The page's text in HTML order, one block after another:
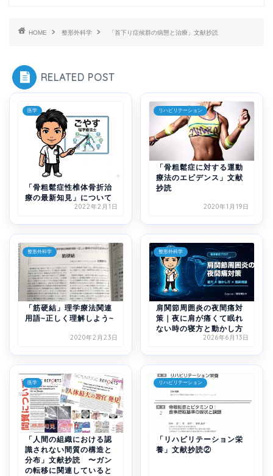
HOME 整形外科学 「首下り症候群の病態と治療」文献抄読
RELATED POST
医学
「骨粗鬆症性椎体骨折治
療の最新知見」について
2022年2月1日
リハビリテーション
「骨粗鬆症に対する運動
療法のエビデンス」文献
抄読
2020年1月19日
整形外科学
「筋硬結」理学療法関連
用語~正しく理解しよう~
2020年2月23日
整形外科学
肩関節周囲炎の夜間痛対
策｜夜に肩が痛くて眠れ
ない時の寝方と動かし方
2026年6月13日
医学
「人間の組織における認
識されない間質の構造と
分布」文献抄読 〜ガン
の転移に関連していると
リハビリテーション
「リハビリテーション栄
養」文献抄読②